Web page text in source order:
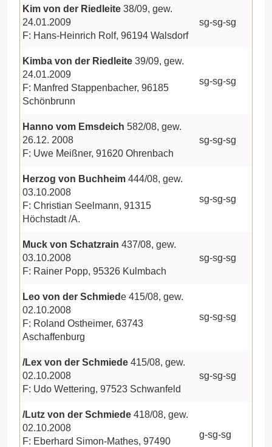
Kim von der Riedleite 38/09, gew.
24.01.2009
F: Hans-Heinrich Rolf, 96194 Walsdorf
sg-sg-sg
Kimba von der Riedleite 39/09, gew.
24.01.2009
F: Manfred Stappenbacher, 96185
Schönbrunn
sg-sg-sg
Hanno vom Emsdeich 582/08, gew.
26.12. 2008
F: Uwe Meißner, 91620 Ohrenbach
sg-sg-sg
Herzog von Buchheim 444/08, gew.
03.10.2008
F: Christian Seelmann, 91315
Höchstadt /A.
sg-sg-sg
Muck von Schatzrain 437/08, gew.
03.10.2008
F: Rainer Popp, 95326 Kulmbach
sg-sg-sg
Leo von der Schmiede 415/08, gew.
02.10.2008
F: Roland Ostheimer, 63743
Aschaffenburg
sg-sg-sg
/Lex von der Schmiede 415/08, gew.
02.10.2008
F: Udo Wettering, 97523 Schwanfeld
sg-sg-sg
/Lutz von der Schmiede 418/08, gew.
02.10.2008
F: Eberhard Simon-Mathes, 97490
g-sg-sg